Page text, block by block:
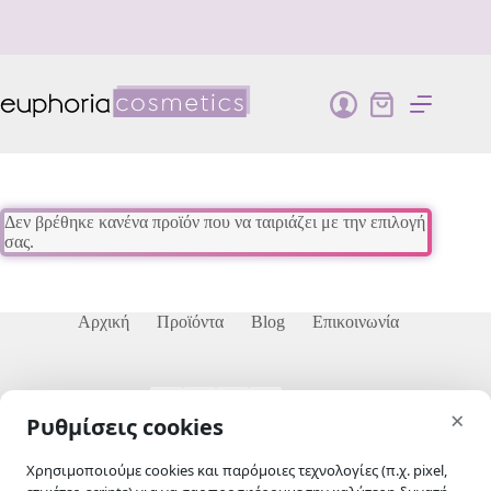
Καλάθι
Δεν βρέθηκε κανένα προϊόν που να ταιριάζει με την επιλογή
σας.
Αρχική Προϊόντα Blog Επικοινωνία
skip-to-actions
Ρυθμίσεις cookies ×
Χρησιμοποιούμε cookies και παρόμοιες τεχνολογίες (π.χ. pixel,